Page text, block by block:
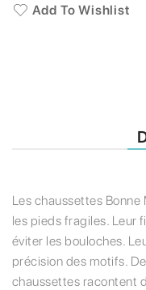
Add To Wishlist
Les chaussettes
les pieds fragiles. Leur
éviter les bouloches.
précision des motifs.
chaussettes racontent